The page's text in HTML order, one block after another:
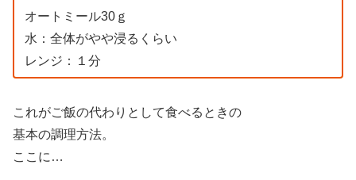
オートミール30ｇ
水：全体がやや浸るくらい
レンジ：１分
これがご飯の代わりとして食べるときの
基本の調理方法。
ここに…